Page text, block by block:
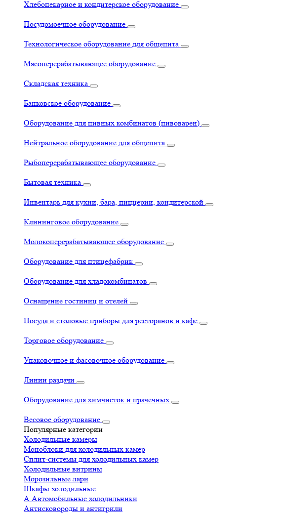
Хлебопекарное и кондитерское оборудование
Посудомоечное оборудование
Технологическое оборудование для общепита
Мясоперерабатывающее оборудование
Складская техника
Банковское оборудование
Оборудование для пивных комбинатов (пивоварен)
Нейтральное оборудование для общепита
Рыбоперерабатывающее оборудование
Бытовая техника
Инвентарь для кухни, бара, пиццерии, кондитерской
Клининговое оборудование
Молокоперерабатывающее оборудование
Оборудование для птицефабрик
Оборудование для хладокомбинатов
Оснащение гостиниц и отелей
Посуда и столовые приборы для ресторанов и кафе
Торговое оборудование
Упаковочное и фасовочное оборудование
Линии раздачи
Оборудование для химчисток и прачечных
Весовое оборудование
Популярные категории
Холодильные камеры
Моноблоки для холодильных камер
Сплит-системы для холодильных камер
Холодильные витрины
Морозильные лари
Шкафы холодильные
А Автомобильные холодильники
Антисковороды и антигрили